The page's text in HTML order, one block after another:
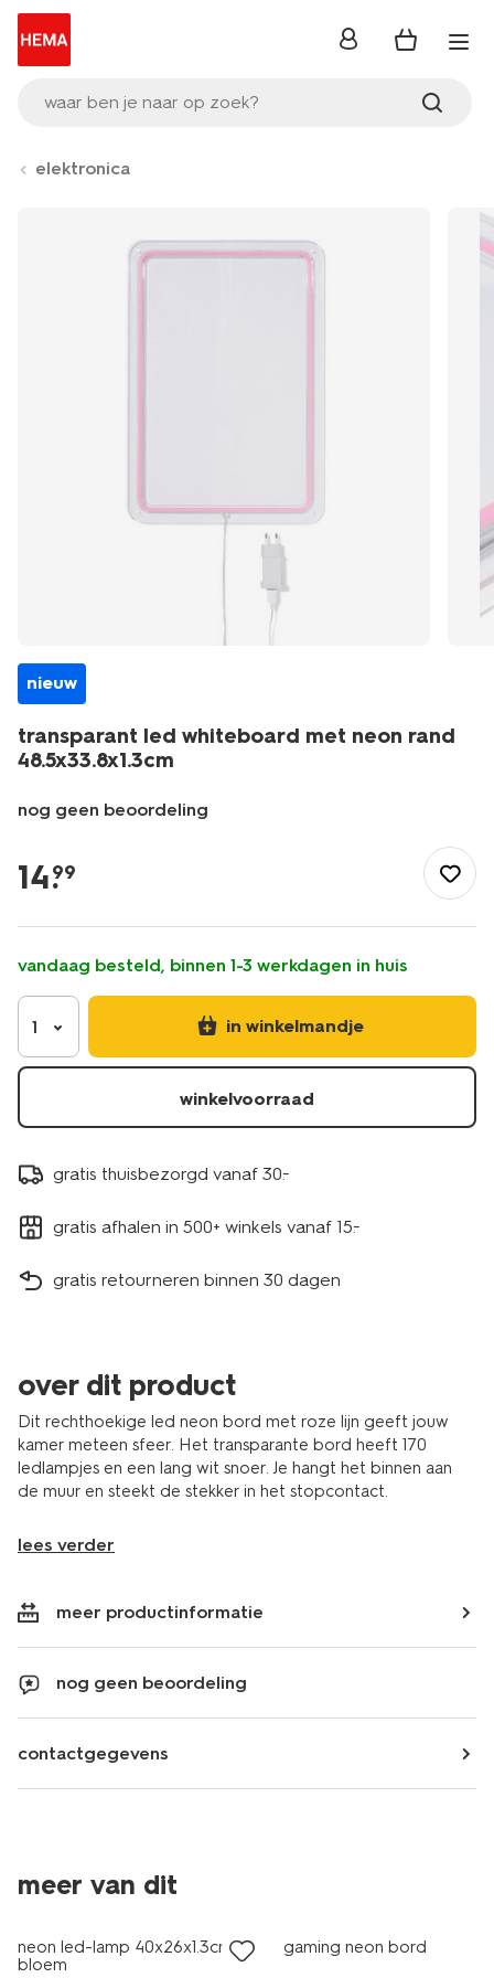
waar ben je naar op zoek?
inloggen
elektronica
nieuw
transparant led whiteboard met neon rand
48.5x33.8x1.3cm
nog geen beoordeling
kantoor/elektronica/transparant-
led-
met-
neon-
rand-
48.5x33.8x1.3cm-
14503133.html
14.
99
vandaag besteld, binnen 1-3 werkdagen in huis
1 in winkelmandje
winkelvoorraad
gratis thuisbezorgd vanaf 30.-
gratis afhalen in 500+ winkels vanaf 15.-
gratis retourneren binnen 30 dagen
over dit product
Dit rechthoekige led neon bord met roze lijn geeft jouw
kamer meteen sfeer. Het transparante bord heeft 170
ledlampjes en een lang wit snoer. Je hangt het binnen aan
de muur en steekt de stekker in het stopcontact.
lees verder
meer productinformatie
nog geen beoordeling
contactgegevens
meer van dit
nieuw
neon led-lamp 40x26x1.3cm
bloem
gaming neon bord